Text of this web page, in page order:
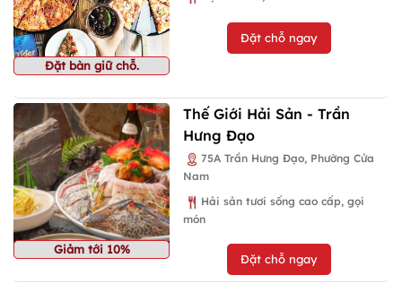
Đặt bàn giữ chỗ.
Đặt chỗ ngay
Giảm tới 10%
Thế Giới Hải Sản - Trần
Hưng Đạo
75A Trần Hưng Đạo, Phường Cửa
Nam
Hải sản tươi sống cao cấp, gọi
món
Đặt chỗ ngay